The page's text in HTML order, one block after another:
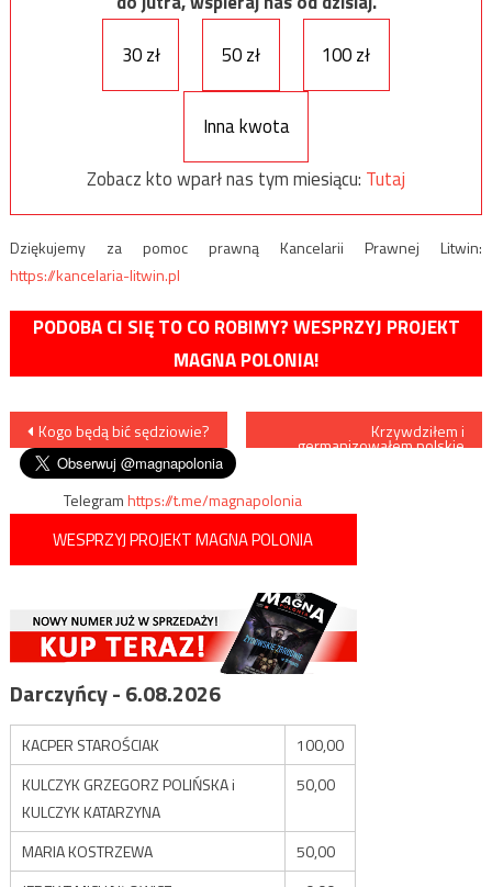
30 zł
50 zł 100 zł
Inna kwota
Zobacz kto wparł nas tym miesiącu: Tutaj
Dziękujemy za pomoc prawną Kancelarii Prawnej Litwin:
https://kancelaria-litwin.pl
PODOBA CI SIĘ TO CO ROBIMY? WESPRZYJ PROJEKT
MAGNA POLONIA!
Nawigacja
wpisu
Kogo będą bić sędziowie? Krzywdziłem i
germanizowałem polskie
Telegramhttps://t.me/magnapolonia
WESPRZYJ PROJEKT MAGNA POLONIA
Darczyńcy - 6.08.2026
KACPER STAROŚCIAK
100,00
KULCZYK GRZEGORZ POLIŃSKA i
KULCZYK KATARZYNA
50,00
MARIA KOSTRZEWA
50,00